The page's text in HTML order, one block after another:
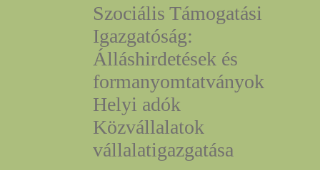
Szociális Támogatási
Igazgatóság:
Álláshirdetések és
formanyomtatványok
Helyi adók
Közvállalatok
vállalatigazgatása